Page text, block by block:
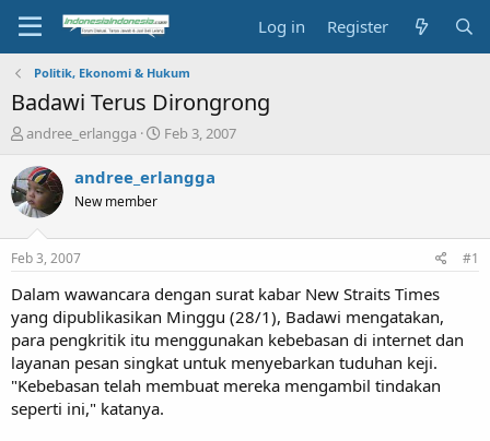
Log in Register
Politik, Ekonomi & Hukum
Badawi Terus Dirongrong
T
r
e
a
s
t
a
t
e
r
andree_erlangga
S
a
e
Feb 3, 2007
andree_erlangga
New member
Feb 3, 2007 #1
Dalam wawancara dengan surat kabar New Straits Times
yang dipublikasikan Minggu (28/1), Badawi mengatakan,
para pengkritik itu menggunakan kebebasan di internet dan
layanan pesan singkat untuk menyebarkan tuduhan keji.
"Kebebasan telah membuat mereka mengambil tindakan
seperti ini," katanya.